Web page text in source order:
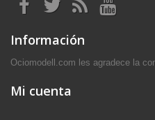
Información
Ociomodell.com les agradece la
Mi cuenta